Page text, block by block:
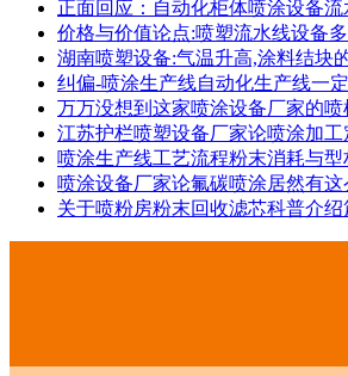
正面回应：自动化柜体喷涂设备
价格与价值论点:喷塑流水线设备
湖南喷塑设备:气温升高,涂料结块
纠偏-喷涂生产线自动化生产线一
万万没想到这家喷涂设备厂家的喷
江苏护栏喷塑设备厂家论喷涂加工
喷涂生产线工艺流程粉末消耗与
喷涂设备厂家论氟碳喷涂居然有这
关于喷粉房粉末回收滤芯科普介绍